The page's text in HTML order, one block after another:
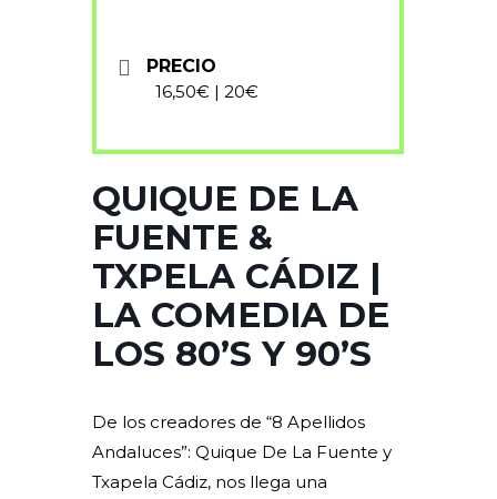
PRECIO
16,50€ | 20€
QUIQUE DE LA
FUENTE &
TXPELA CÁDIZ |
LA COMEDIA DE
LOS 80’S Y 90’S
De los creadores de “8 Apellidos
Andaluces”: Quique De La Fuente y
Txapela Cádiz, nos llega una